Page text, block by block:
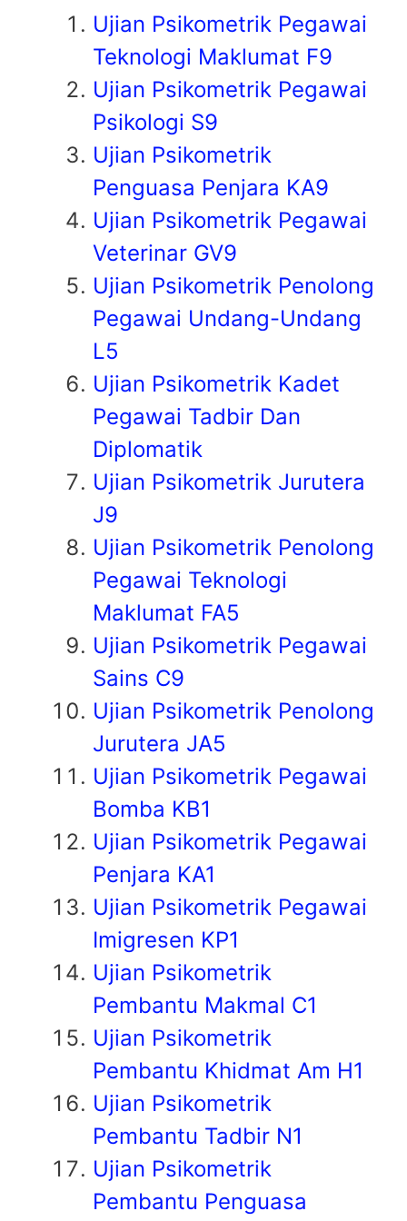
Ujian Psikometrik Pegawai
Teknologi Maklumat F9
Ujian Psikometrik Pegawai
Psikologi S9
Ujian Psikometrik
Penguasa Penjara KA9
Ujian Psikometrik Pegawai
Veterinar GV9
Ujian Psikometrik Penolong
Pegawai Undang-Undang
L5
Ujian Psikometrik Kadet
Pegawai Tadbir Dan
Diplomatik
Ujian Psikometrik Jurutera
J9
Ujian Psikometrik Penolong
Pegawai Teknologi
Maklumat FA5
Ujian Psikometrik Pegawai
Sains C9
Ujian Psikometrik Penolong
Jurutera JA5
Ujian Psikometrik Pegawai
Bomba KB1
Ujian Psikometrik Pegawai
Penjara KA1
Ujian Psikometrik Pegawai
Imigresen KP1
Ujian Psikometrik
Pembantu Makmal C1
Ujian Psikometrik
Pembantu Khidmat Am H1
Ujian Psikometrik
Pembantu Tadbir N1
Ujian Psikometrik
Pembantu Penguasa